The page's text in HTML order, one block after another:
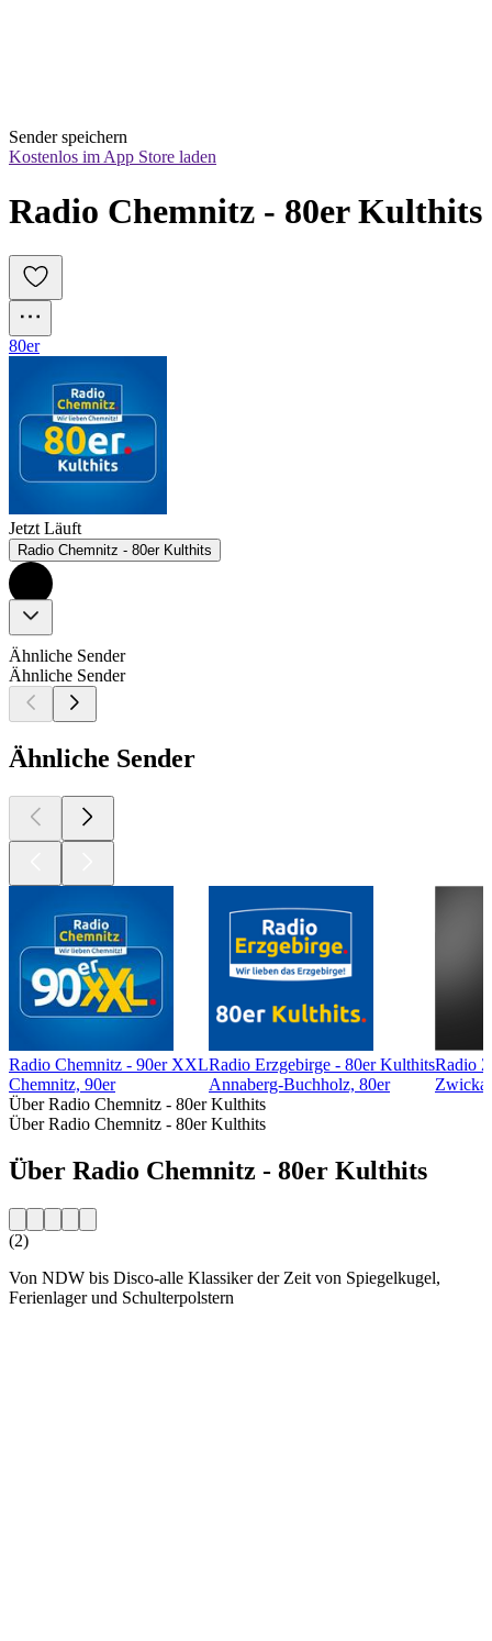
Sender speichern
Kostenlos im App Store laden
Radio Chemnitz - 80er Kulthits
80er
Jetzt Läuft
Radio Chemnitz - 80er Kulthits
Ähnliche Sender
Ähnliche Sender
Ähnliche Sender
Radio Chemnitz - 90er XXL
Chemnitz, 90er
Radio Erzgebirge - 80er Kulthits
Annaberg-Buchholz, 80er
Radio
Über Radio Chemnitz - 80er Kulthits
Über Radio Chemnitz - 80er Kulthits
Über Radio Chemnitz - 80er Kulthits
(2)
Von NDW bis Disco-alle Klassiker der Zeit von Spiegelkugel,
Ferienlager und Schulterpolstern